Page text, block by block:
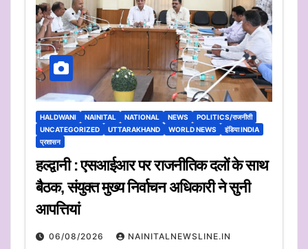
HALDWANI NAINITAL NATIONAL NEWS
POLITICS/राजनीती
UNCATEGORIZED
UTTARAKHAND WORLD NEWS
इंडिया INDIA
प्रशासन
हल्द्वानी : एसआईआर पर राजनीतिक दलों के साथ
बैठक, संयुक्त मुख्य निर्वाचन अधिकारी ने सुनी
आपत्तियां
06/08/2026 NAINITALNEWSLINE.IN